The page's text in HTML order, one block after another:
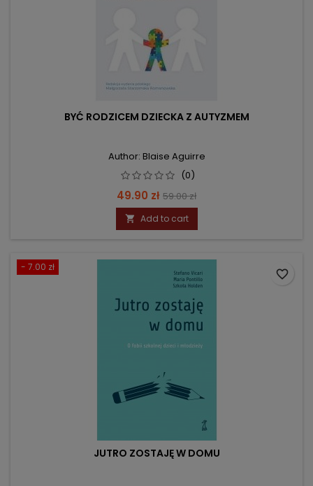
BYĆ RODZICEM DZIECKA Z AUTYZMEM
Author: Blaise Aguirre
(0)
Price
49.90 zł Regular
price
59.00 zł
 Add to cart
- 7.00 zł
JUTRO ZOSTAJĘ W DOMU
favorite_border